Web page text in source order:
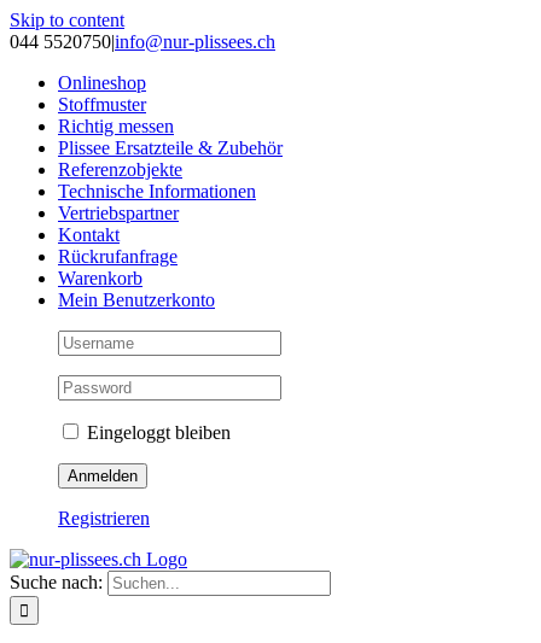
Skip to content
044 5520750|info@nur-plissees.ch
Onlineshop
Stoffmuster
Richtig messen
Plissee Ersatzteile & Zubehör
Referenzobjekte
Technische Informationen
Vertriebspartner
Kontakt
Rückrufanfrage
Warenkorb
Mein Benutzerkonto
Eingeloggt bleiben
Registrieren
Suche nach: